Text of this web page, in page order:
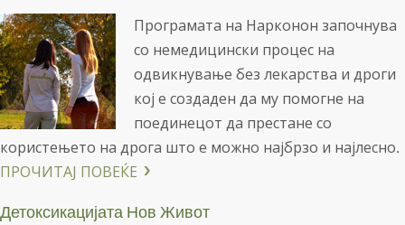
Програмата на Нарконон започнува
со немедицински процес на
одвикнување без лекарства и дроги
кој е создаден да му помогне на
поединецот да престане со
користењето на дрога што е можно најбрзо и најлесно.
ПРОЧИТАЈ ПОВЕЌЕ
Детоксикацијата Нов Живот